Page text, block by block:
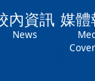
內資訊
News
媒